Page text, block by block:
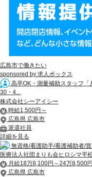
広島市で働きたい
sponsored by 求人ボックス
高卒OK・測量補助スタッフ「
30・4...
株式会社シーアイシー
時給1,500円～
広島県 広島市
派遣社員
詳細を見る
無資格/看護助手/看護補助者/
医療法人社団まりも会ヒロシマ平
月給18万8,100円～24万8,500円
広島県 広島市